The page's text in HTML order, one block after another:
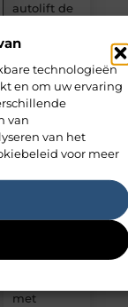
technologieën
en om uw ervaring
van
van het
voor meer
autolift de
van een
merkbaar
verhoogt
Hoe trek je
bezoekers
aan met
blogs?
modern
met